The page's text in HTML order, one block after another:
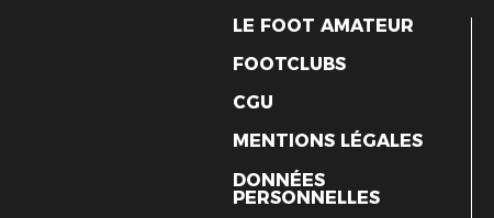
LE FOOT AMATEUR
FOOTCLUBS
CGU
MENTIONS LÉGALES
DONNÉES
PERSONNELLES